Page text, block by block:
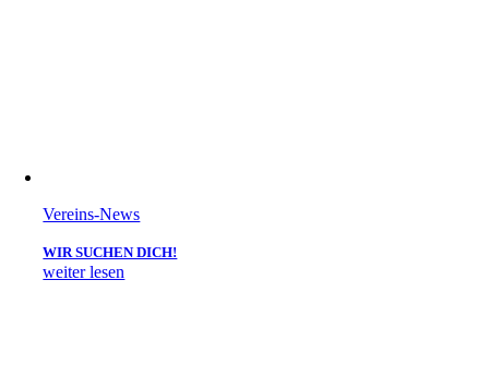
Vereins-News
WIR SUCHEN DICH!
weiter lesen